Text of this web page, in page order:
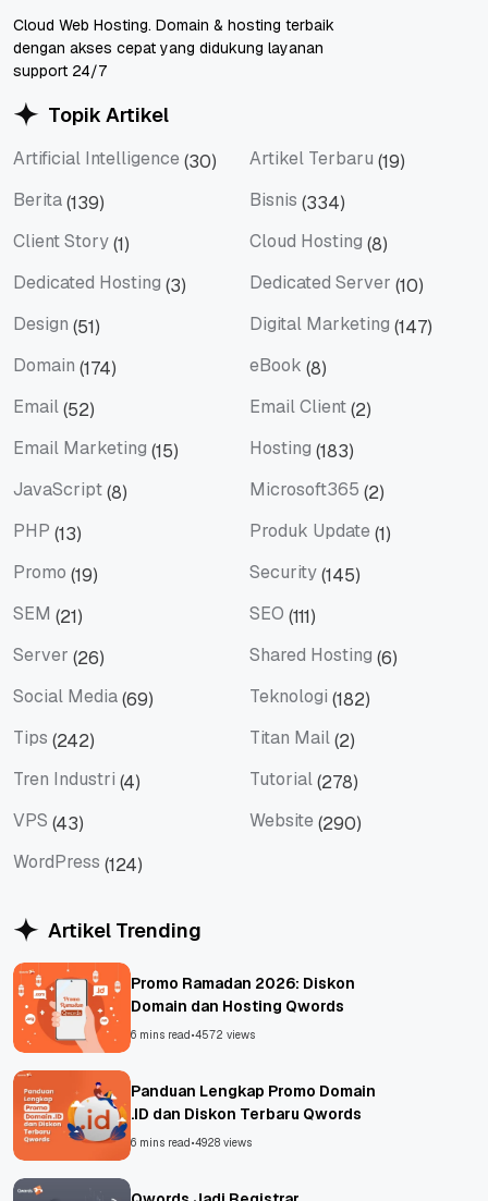
Cloud Web Hosting. Domain & hosting terbaik
dengan akses cepat yang didukung layanan
support 24/7
Topik Artikel
Artificial Intelligence (30) Artikel Terbaru (19)
Berita(139) Bisnis (334)
Client Story(1) Cloud Hosting (8)
Dedicated Hosting (3) Dedicated Server (10)
Design (51) Digital Marketing (147)
Domain (174) eBook (8)
Email(52) Email Client(2)
Email Marketing (15) Hosting (183)
JavaScript(8) Microsoft365 (2)
PHP (13) Produk Update (1)
Promo (19) Security(145)
SEM (21) SEO (111)
Server (26) Shared Hosting (6)
Social Media(69) Teknologi (182)
Tips (242) Titan Mail(2)
Tren Industri (4) Tutorial(278)
VPS (43) Website (290)
WordPress (124)
Artikel Trending
Promo Ramadan 2026: Diskon
Domain dan Hosting Qwords
6 mins read•4572 views
Panduan Lengkap Promo Domain
.ID dan Diskon Terbaru Qwords
6 mins read•4928 views